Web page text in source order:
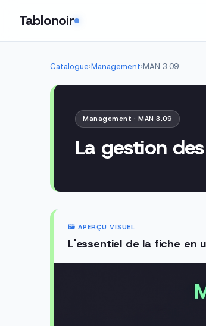
Tablonoir
Catalogue›Management›MAN 3.09
Management · MAN 3.09
La gestion
🖼️ APERÇU VISUEL
L'essentiel de la fiche en